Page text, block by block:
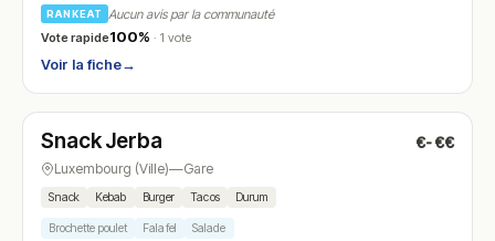
RANKEAT
Aucun avis par la communauté
Vote rapide100% · 1 vote
Voir la fiche→
N° 14
Snack Jerba €-€€
Luxembourg (Ville)—Gare
Snack Kebab Burger Tacos Durum
Brochette poulet Falafel Salade